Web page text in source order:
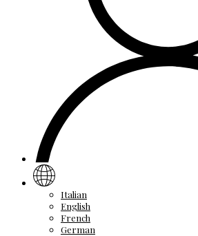
Italian
English
French
German